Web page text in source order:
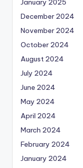
January 2025
December 2024
November 2024
October 2024
August 2024
July 2024
June 2024
May 2024
April 2024
March 2024
February 2024
January 2024